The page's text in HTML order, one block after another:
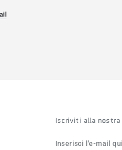
finestra.
una nuova finestra.
Iscriviti alla
Inserisci